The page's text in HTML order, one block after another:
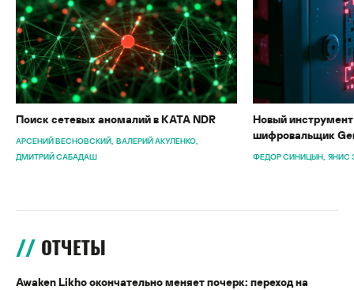
Поиск сетевых аномалий в KATA NDR
АРСЕНИЙ ВЕСНОВСКИЙ ВАЛЕРИЙ АКУЛЕНКО
ДМИТРИЙ САБАДАШ
Новый
шифровальщик
ФЕДОР СИНИЦЫН ЯНИС
ОТЧЕТЫ
Awaken Likho окончательно меняет почерк: переход на